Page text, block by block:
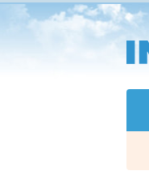
Přejít
na
hlavní
obsah